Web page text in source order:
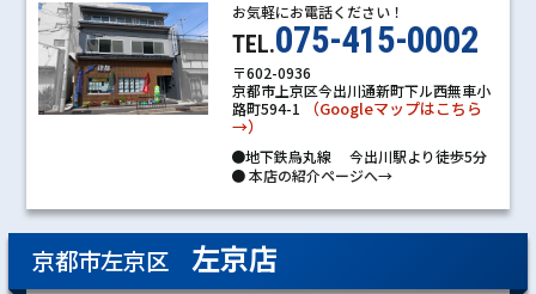
お気軽にお電話ください！
TEL.075-415-0002
〒602-0936
京都市上京区今出川通新町下ル西無車小
路町594-1
（Googleマップはこちら
→）
●地下鉄烏丸線 今出川駅より徒歩5分
●本店の紹介ページへ→
京都市左京区 左京店